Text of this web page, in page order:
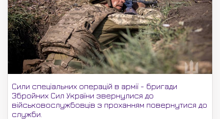
Сили спеціальних операцій в армії - бригади
Збройних Сил України звернулися до
військовослужбовців з проханням повернутися до
служби.